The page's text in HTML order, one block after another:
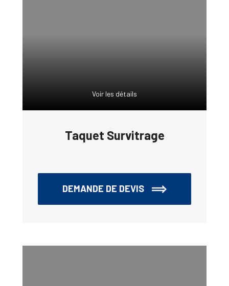
Voir les détails
Taquet Survitrage
DEMANDE DE DEVIS